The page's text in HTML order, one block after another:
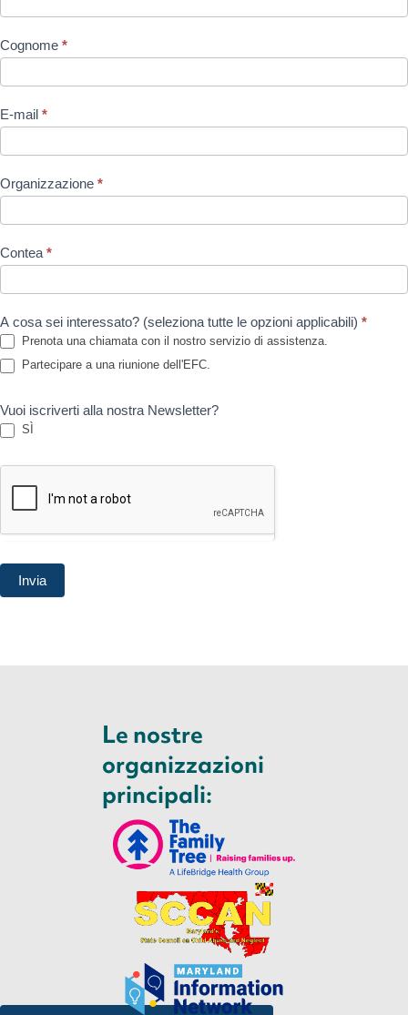
locale
Cognome *
E-mail *
Organizzazione *
Contea *
A cosa sei interessato? (seleziona tutte le opzioni applicabili) *
Prenota una chiamata con il nostro servizio di assistenza.
Partecipare a una riunione dell'EFC.
Vuoi iscriverti alla nostra Newsletter?
SÌ
Invia
Le nostre
organizzazioni
principali: